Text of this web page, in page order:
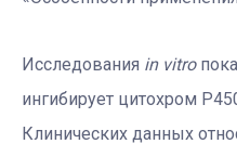
Исследования in vitro
ингибирует цитохром
Клинических данных